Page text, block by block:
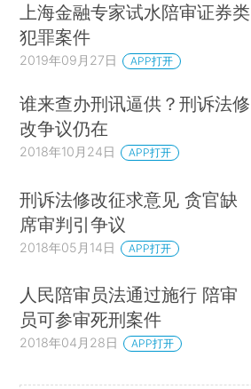
上海金融专家试水陪审证券类
犯罪案件
2019年09月27日 APP打开
谁来查办刑讯逼供？刑诉法修
改争议仍在
2018年10月24日 APP打开
刑诉法修改征求意见 贪官缺
席审判引争议
2018年05月14日 APP打开
人民陪审员法通过施行 陪审
员可参审死刑案件
2018年04月28日 APP打开